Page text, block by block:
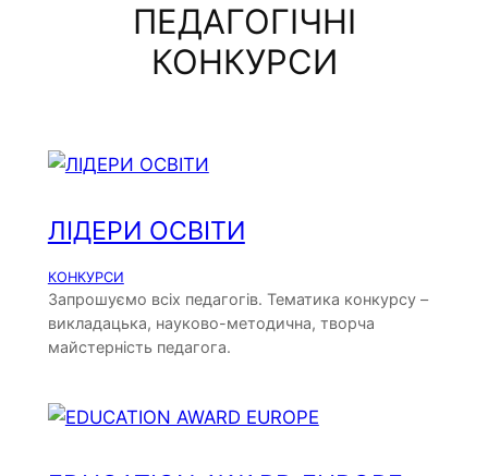
ПЕДАГОГІЧНІ
КОНКУРСИ
ЛІДЕРИ ОСВІТИ
КОНКУРСИ
Запрошуємо всіх педагогів. Тематика конкурсу –
викладацька, науково-методична, творча
майстерність педагога.